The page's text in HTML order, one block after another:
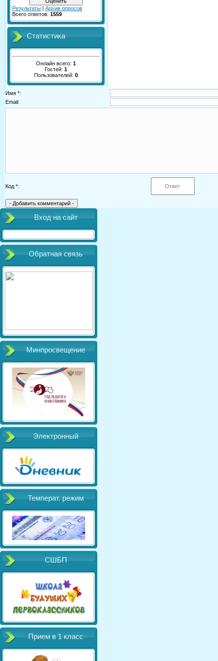
Результаты | Архив опросов
Всего ответов: 1559
Статистика
Онлайн всего: 1
Гостей: 1
Пользователей: 0
Имя *:
Email:
Код *:
Вход на сайт
Обратная связь
Минпросвещение
Электронный
Температ. режим
СШБП
Прием в 1 класс